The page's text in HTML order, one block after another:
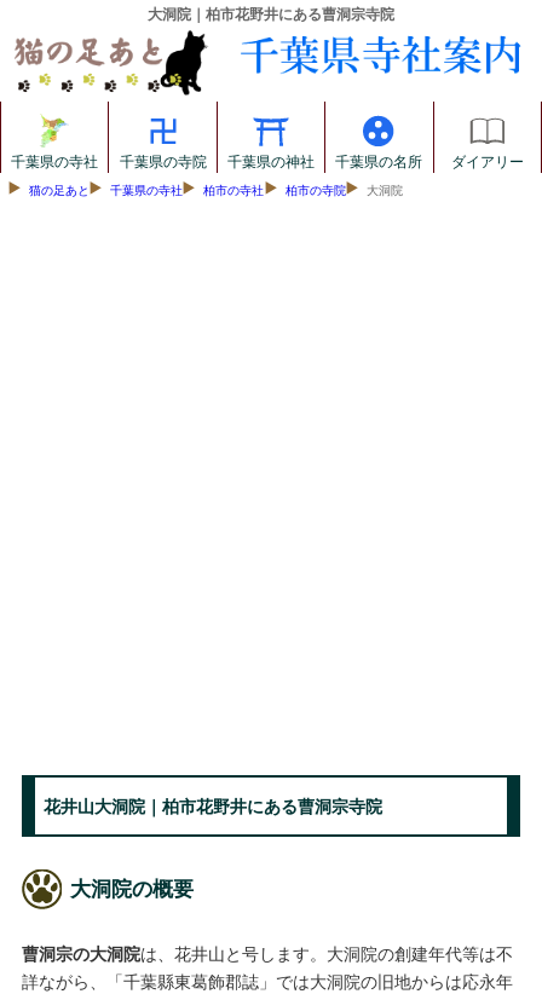
大洞院｜柏市花野井にある曹洞宗寺院
千葉県の寺社 千葉県の寺院 千葉県の神社 千葉県の名所 ダイアリー
猫の足あと 千葉県の寺社 柏市の寺社 柏市の寺院 大洞院
花井山大洞院｜柏市花野井にある曹洞宗寺院
大洞院の概要
曹洞宗の大洞院は、花井山と号します。大洞院の創建年代等は不
詳ながら、「千葉縣東葛飾郡誌」では大洞院の旧地からは応永年